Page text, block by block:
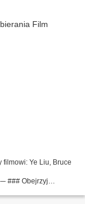
filmowi: Ye Liu, Bruce
Obejrzyj